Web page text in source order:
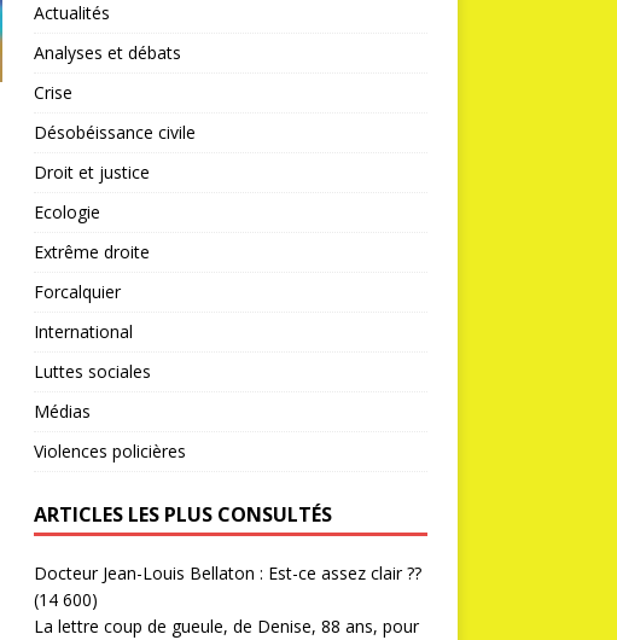
Actualités
Analyses et débats
Crise
Désobéissance civile
Droit et justice
Ecologie
Extrême droite
Forcalquier
International
Luttes sociales
Médias
Violences policières
ARTICLES LES PLUS CONSULTÉS
Docteur Jean-Louis Bellaton : Est-ce assez clair ??
(14 600)
La lettre coup de gueule, de Denise, 88 ans, pour